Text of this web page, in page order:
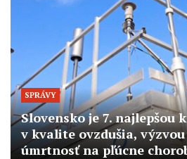
SPRÁVY
Slovensko je 7. najlepšou
v kvalite ovzdušia,
úmrtnosť na pľúcne